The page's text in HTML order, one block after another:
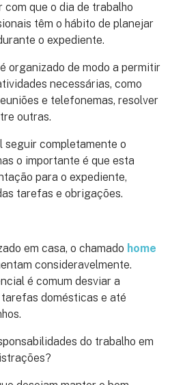
que o dia de trabalho
têm o hábito de planejar
o expediente.
organizado de modo a permitir
necessárias, como
e telefonemas, resolver
outras.
seguir completamente o
o importante é que esta
para o expediente,
tarefas e obrigações.
em casa, o chamado home
consideravelmente.
é comum desviar a
domésticas e até
do trabalho em